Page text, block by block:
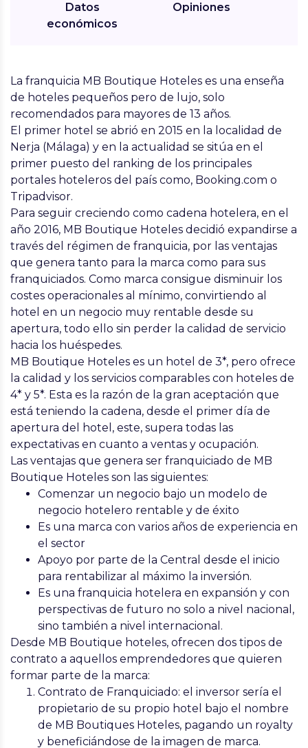
Datos
económicos
Opiniones
La franquicia MB Boutique Hoteles es una enseña
de hoteles pequeños pero de lujo, solo
recomendados para mayores de 13 años.
El primer hotel se abrió en 2015 en la localidad de
Nerja (Málaga) y en la actualidad se sitúa en el
primer puesto del ranking de los principales
portales hoteleros del país como, Booking.com o
Tripadvisor.
Para seguir creciendo como cadena hotelera, en el
año 2016, MB Boutique Hoteles decidió expandirse a
través del régimen de franquicia, por las ventajas
que genera tanto para la marca como para sus
franquiciados. Como marca consigue disminuir los
costes operacionales al mínimo, convirtiendo al
hotel en un negocio muy rentable desde su
apertura, todo ello sin perder la calidad de servicio
hacia los huéspedes.
MB Boutique Hoteles es un hotel de 3*, pero ofrece
la calidad y los servicios comparables con hoteles de
4* y 5*. Esta es la razón de la gran aceptación que
está teniendo la cadena, desde el primer día de
apertura del hotel, este, supera todas las
expectativas en cuanto a ventas y ocupación.
Las ventajas que genera ser franquiciado de MB
Boutique Hoteles son las siguientes:
Comenzar un negocio bajo un modelo de
negocio hotelero rentable y de éxito
Es una marca con varios años de experiencia en
el sector
Apoyo por parte de la Central desde el inicio
para rentabilizar al máximo la inversión.
Es una franquicia hotelera en expansión y con
perspectivas de futuro no solo a nivel nacional,
sino también a nivel internacional.
Desde MB Boutique hoteles, ofrecen dos tipos de
contrato a aquellos emprendedores que quieren
formar parte de la marca:
Contrato de Franquiciado: el inversor sería el
propietario de su propio hotel bajo el nombre
de MB Boutiques Hoteles, pagando un royalty
y beneficiándose de la imagen de marca.